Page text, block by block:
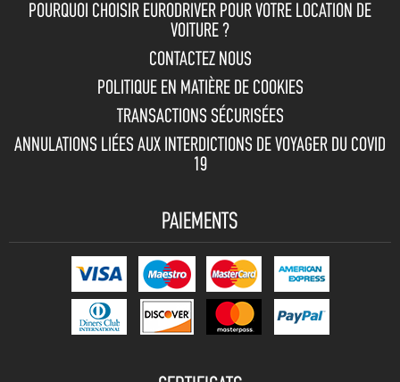
POURQUOI CHOISIR EURODRIVER POUR VOTRE LOCATION DE
VOITURE ?
CONTACTEZ NOUS
POLITIQUE EN MATIÈRE DE COOKIES
TRANSACTIONS SÉCURISÉES
ANNULATIONS LIÉES AUX INTERDICTIONS DE VOYAGER DU COVID
19
PAIEMENTS